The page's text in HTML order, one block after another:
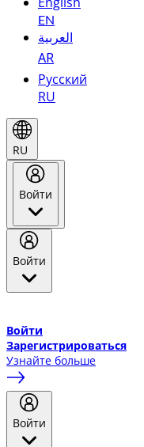
EN
العربية
AR
Русский
RU
RU
Войти
Войти
Войти
Зарегистрироваться
Узнайте больше
Войти